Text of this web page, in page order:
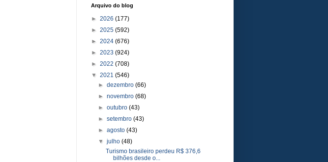
Arquivo do blog
► 2026 (177)
► 2025 (592)
► 2024 (676)
► 2023 (924)
► 2022 (708)
▼ 2021 (546)
►dezembro(66)
►novembro(68)
►outubro(43)
►setembro(43)
►agosto(43)
▼julho(48)
Turismo brasileiro perdeu R$ 376,6
bilhões desde o...